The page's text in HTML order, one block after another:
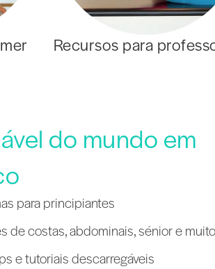
Recursos para
do mundo em
para principiantes
de costas, abdominais, sénior e
e tutoriais descarregáveis